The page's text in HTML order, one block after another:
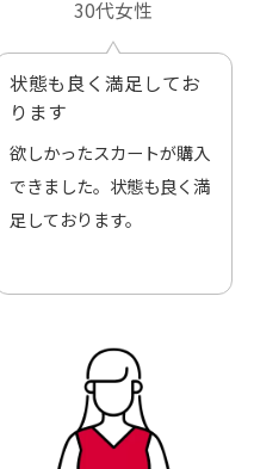
30代女性
状態も良く満足してお
ります
欲しかったスカートが購入
できました。状態も良く満
足しております。